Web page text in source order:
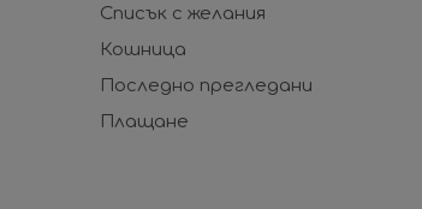
Списък с желания
Кошница
Последно прегледани
Плащане